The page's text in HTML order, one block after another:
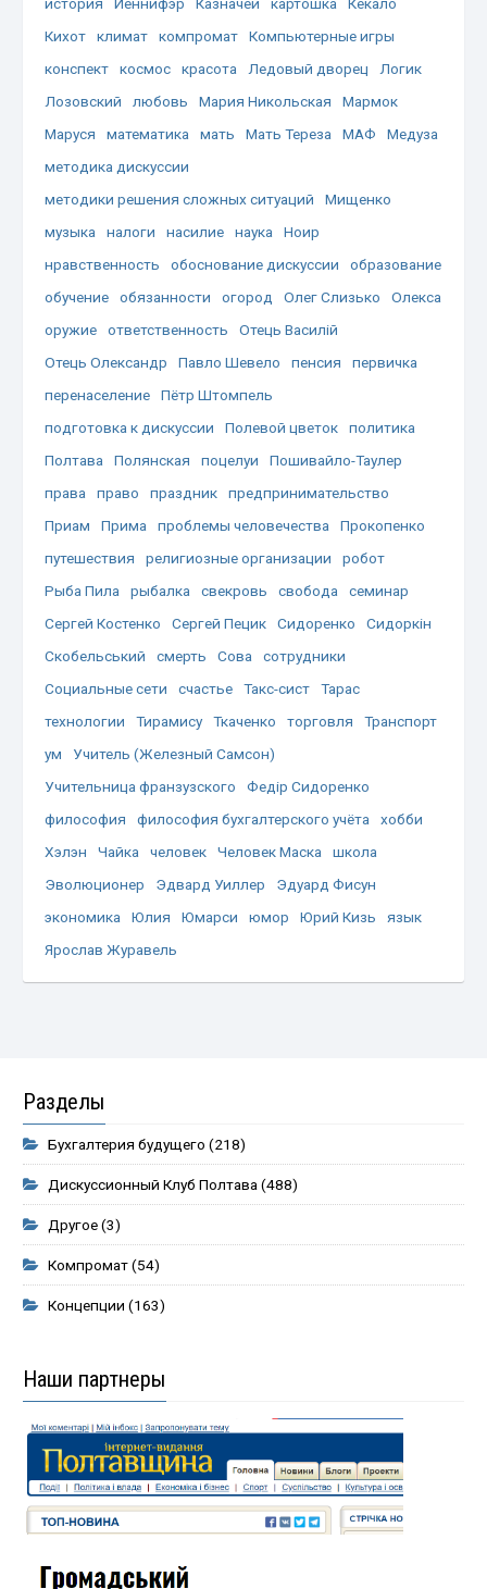
Кихот
климат компромат
Компьютерные игры
конспект
космос красота Ледовый дворец
Логик
Лозовский
любовь Мария Никольская
Мармок
Маруся
математика мать Мать Тереза МАФ
Медуза
методика дискуссии
методики решения сложных ситуаций
Мищенко
музыка
налоги насилие наука
Ноир
нравственность
обоснование дискуссии
образование
обучение
обязанности огород Олег Слизько
Олекса
оружие
ответственность
Отець Василій
Отець Олександр
Павло Шевело пенсия
первичка
перенаселение
Пётр Штомпель
подготовка к дискуссии
Полевой цветок
политика
Полтава
Полянская поцелуи
Пошивайло-Таулер
права
право праздник
предпринимательство
Приам
Прима проблемы человечества
Прокопенко
путешествия
религиозные организации
робот
Рыба Пила
рыбалка свекровь свобода
семинар
Сергей Костенко
Сергей Пецик Сидоренко
Сидоркін
Скобельський
смерть Сова
сотрудники
Социальные сети
счастье Такс-сист
Тарас
технологии
Тирамису Ткаченко торговля
Транспорт
ум
Учитель (Железный Самсон)
Учительница франзузского
Федір Сидоренко
философия
философия бухгалтерского учёта
хобби
Хэлэн
Чайка человек Человек Маска
школа
Эволюционер
Эдвард Уиллер
Эдуард Фисун
экономика
Юлия Юмарси юмор Юрий Кизь
язык
Ярослав Журавель
Разделы
Бухгалтерия будущего (218)
Дискуссионный Клуб Полтава (488)
Другое(3)
Компромат(54)
Концепции (163)
Наши партнеры